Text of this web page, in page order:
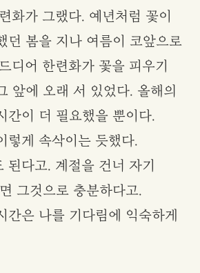
화가 그랬다. 예년처럼 꽃이
던 봄을 지나 여름이 코앞으로
디어 한련화가 꽃을 피우기
앞에 오래 서 있었다. 올해의
간이 더 필요했을 뿐이다.
렇게 속삭이는 듯했다.
된다고. 계절을 건너 자기
그것으로 충분하다고.
간은 나를 기다림에 익숙하게